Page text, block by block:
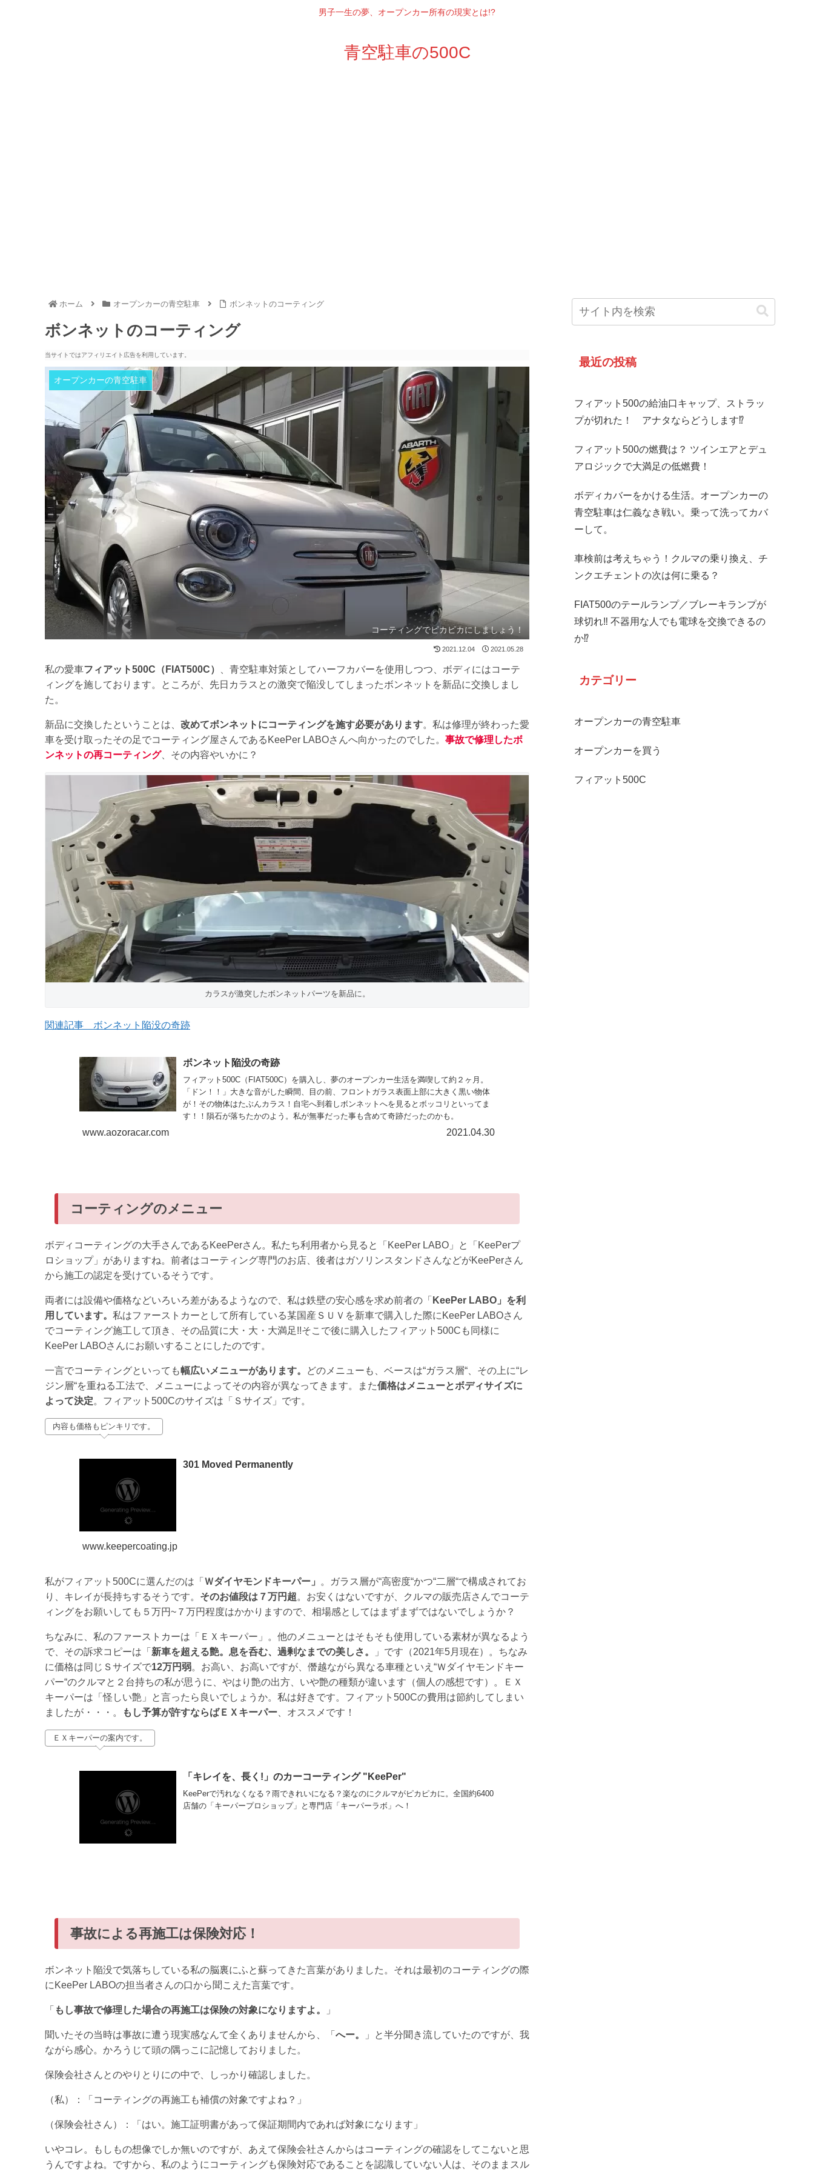
男子一生の夢、オープンカー所有の現実とは!?
青空駐車の500C
ホーム オープンカーの青空駐車 ボンネットのコーティング
ボンネットのコーティング
当サイトではアフィリエイト広告を利用しています。
オープンカーの青空駐車
コーティングでピカピカにしましょう！
2021.12.04 2021.05.28
私の愛車フィアット500C（FIAT500C）
、青空駐車対策としてハーフカバーを使用しつつ、ボディにはコーテ
ィングを施しております。ところが、先日カラスとの激突で陥没してしまったボンネットを新品に交換しまし
た。
新品に交換したということは、 改めてボンネットにコーティングを施す必要があります。私は修理が終わった愛
車を受け取ったその足でコーティング屋さんであるKeePer LABOさんへ向かったのでした。 事故で修理したボ
ンネットの再コーティング、その内容やいかに？
カラスが激突したボンネットパーツを新品に。
関連記事 ボンネット陥没の奇跡
ボンネット陥没の奇跡
フィアット500C（FIAT500C）を購入し、夢のオープンカー生活を満喫して約２ヶ月。
「ドン！！」大きな音がした瞬間、目の前、フロントガラス表面上部に大きく黒い物体
が！その物体はたぶんカラス！自宅へ到着しボンネットへを見るとボッコリといってま
す！！隕石が落ちたかのよう。私が無事だった事も含めて奇跡だったのかも。
www.aozoracar.com 2021.04.30
コーティングのメニュー
ボディコーティングの大手さんであるKeePerさん。私たち利用者から見ると「KeePer LABO」と「KeePerプ
ロショップ」がありますね。前者はコーティング専門のお店、後者はガソリンスタンドさんなどがKeePerさん
から施工の認定を受けているそうです。
両者には設備や価格などいろいろ差があるようなので、私は鉄壁の安心感を求め前者の「 KeePer LABO」を利
用しています。 私はファーストカーとして所有している某国産ＳＵＶを新車で購入した際にKeePer LABOさん
でコーティング施工して頂き、その品質に大・大・大満足!!そこで後に購入したフィアット500Cも同様に
KeePer LABOさんにお願いすることにしたのです。
一言でコーティングといっても幅広いメニューがあります。
どのメニューも、ベースは“ガラス層“、その上に“レ
ジン層“を重ねる工法で、メニューによってその内容が異なってきます。また価格はメニューとボディサイズに
よって決定。フィアット500Cのサイズは「Ｓサイズ」です。
内容も価格もピンキリです。
301 Moved Permanently
www.keepercoating.jp
私がフィアット500Cに選んだのは「 Ｗダイヤモンドキーパー」
。ガラス層が“高密度“かつ“二層“で構成されてお
り、キレイが長持ちするそうです。 そのお値段は７万円超。お安くはないですが、クルマの販売店さんでコーテ
ィングをお願いしても５万円~７万円程度はかかりますので、相場感としてはまずまずではないでしょうか？
ちなみに、私のファーストカーは「ＥＸキーパー」。他のメニューとはそもそも使用している素材が異なるよう
で、その訴求コピーは「 新車を超える艶。息を呑む、 過剰なまでの美しさ。
」です（2021年5月現在）。ちなみ
に価格は同じＳサイズで12万円弱。お高い、お高いですが、僭越ながら異なる車種といえ“Ｗダイヤモンドキー
パー“のクルマと２台持ちの私が思うに、やはり艶の出方、いや艶の種類が違います（個人の感想です）。ＥＸ
キーパーは「怪しい艶」と言ったら良いでしょうか。私は好きです。フィアット500Cの費用は節約してしまい
ましたが・・・。
もし予算が許すならばＥＸキーパー 、オススメです！
ＥＸキーパーの案内です。
「キレイを、長く!」のカーコーティング "KeePer"
KeePerで汚れなくなる？雨できれいになる？楽なのにクルマがピカピカに。全国約6400
店舗の「キーパープロショップ」と専門店「キーパーラボ」へ！
事故による再施工は保険対応！
ボンネット陥没で気落ちしている私の脳裏にふと蘇ってきた言葉がありました。それは最初のコーティングの際
にKeePer LABOの担当者さんの口から聞こえた言葉です。
「 もし事故で修理した場合の再施工は保険の対象になりますよ。 」
聞いたその当時は事故に遭う現実感なんて全くありませんから、「 へー。
」と半分聞き流していたのですが、我
ながら感心。かろうじて頭の隅っこに記憶しておりました。
保険会社さんとのやりとりにの中で、しっかり確認しました。
（私）：「コーティングの再施工も補償の対象ですよね？」
（保険会社さん）：「はい。施工証明書があって保証期間内であれば対象になります」
いやコレ。もしもの想像でしか無いのですが、あえて保険会社さんからはコーティングの確認をしてこないと思
うんですよね。ですから、私のようにコーティングも保険対応であることを認識していない人は、そのままスル
最近の投稿
フィアット500の給油口キャップ、ストラッ
プが切れた！ アナタならどうします⁉
フィアット500の燃費は？ ツインエアとデュ
アロジックで大満足の低燃費！
ボディカバーをかける生活。オープンカーの
青空駐車は仁義なき戦い。乗って洗ってカバ
ーして。
車検前は考えちゃう！クルマの乗り換え、チ
ンクエチェントの次は何に乗る？
FIAT500のテールランプ／ブレーキランプが
球切れ‼ 不器用な人でも電球を交換できるの
か⁉
カテゴリー
オープンカーの青空駐車
オープンカーを買う
フィアット500C